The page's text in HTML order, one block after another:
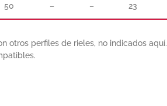
50 – – 23
otros perfiles de rieles, no indicados aquí.